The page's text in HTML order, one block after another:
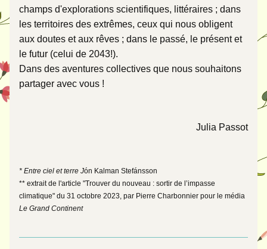
champs d'explorations scientifiques, littéraires ; dans
les territoires des extrêmes, ceux qui nous obligent
aux doutes et aux rêves ; dans le passé, le présent et
le futur (celui de 2043!).
Dans des aventures collectives que nous souhaitons
partager avec vous !
Julia Passot
* Entre ciel et terre Jón Kalman Stefánsson
** extrait de l'article "Trouver du nouveau : sortir de l’impasse
Le Grand Continent